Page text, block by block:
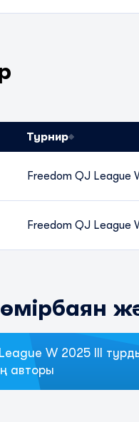
Турнир
Freedom QJ League
Freedom QJ League
W 2025 III
авторы